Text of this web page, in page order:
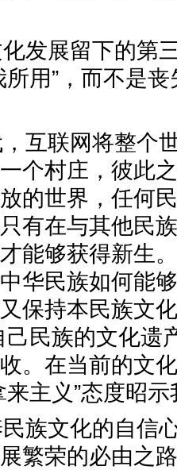
发展留下的第
用”，而不是丧
互联网将整个
个村庄，彼此
的世界，任何
有在与其他民
能够获得新生
华民族如何能
保持本民族文
己民族的文化遗
。在当前的文
拿来主义”态
族文化的自信
繁荣的必由之